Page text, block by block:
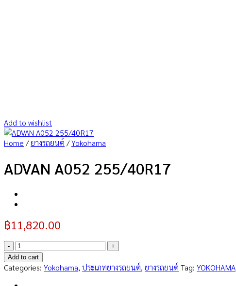
Add to wishlist
Home /ยางรถยนต์ /Yokohama
ADVAN A052 255/40R17
฿11,820.00
ADVAN
A052
255/40R17
quantity
Add to cart
Categories: Yokohama, ประเภทยางรถยนต์, ยางรถยนต์ Tag: YOKOHAMA